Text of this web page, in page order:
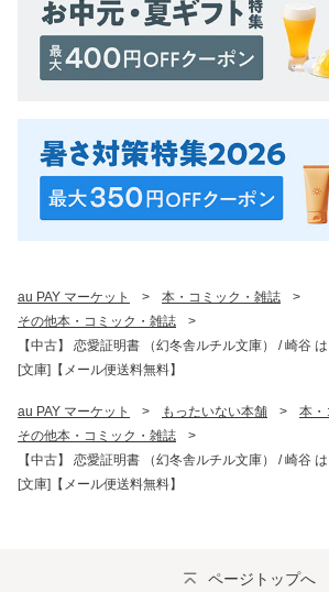
au PAY マーケット > 本・コミック・雑誌
>
その他本・コミック・雑誌
>
【中古】 恋愛証明書 （幻冬舎ルチル文庫） / 崎谷
[文庫]【メール便送料無料】
au PAY マーケット > もったいない本舗 > 本・
その他本・コミック・雑誌
>
【中古】 恋愛証明書 （幻冬舎ルチル文庫） / 崎谷
[文庫]【メール便送料無料】
ページトップへ